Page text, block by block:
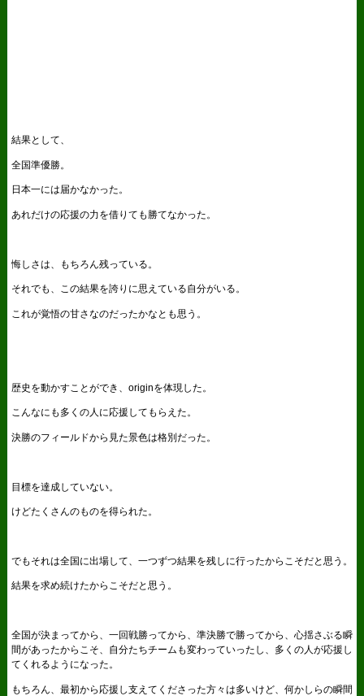
結果として、
全国準優勝。
日本一には届かなかった。
あれだけの応援の力を借りても勝てなかった。
悔しさは、もちろん残っている。
それでも、この結果を誇りに思えている自分がいる。
これが覚悟の甘さなのだったかなとも思う。
歴史を動かすことができ、originを体現した。
こんなにも多くの人に応援してもらえた。
決勝のフィールドから見た景色は格別だった。
目標を達成していない。
けどたくさんのものを得られた。
でもそれは全国に出場して、一つずつ結果を残しに行ったからこそだと思う。
結果を求め続けたからこそだと思う。
全国が決まってから、一回戦勝ってから、準決勝で勝ってから、心揺さぶる瞬
間があったからこそ、自分たちチームも変わっていったし、多くの人が応援し
てくれるようになった。
もちろん、最初から応援し支えてくださった方々は多いけど、何かしらの瞬間